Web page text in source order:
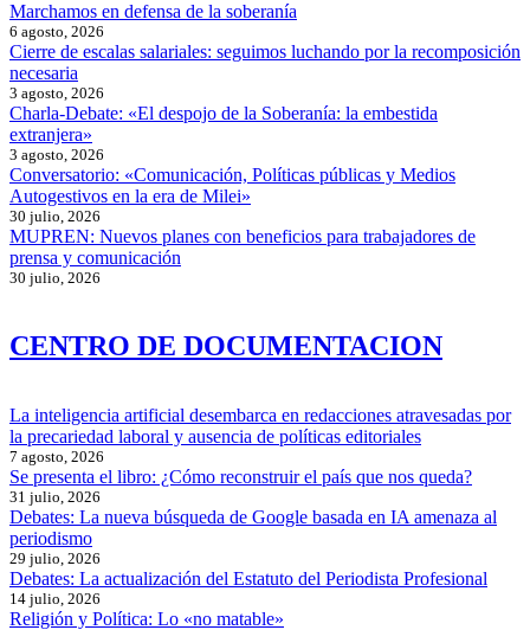
Marchamos en defensa de la soberanía
6 agosto, 2026
Cierre de escalas salariales: seguimos luchando por la recomposición
necesaria
3 agosto, 2026
Charla-Debate: «El despojo de la Soberanía: la embestida
extranjera»
3 agosto, 2026
Conversatorio: «Comunicación, Políticas públicas y Medios
Autogestivos en la era de Milei»
30 julio, 2026
MUPREN: Nuevos planes con beneficios para trabajadores de
prensa y comunicación
30 julio, 2026
CENTRO DE DOCUMENTACION
La inteligencia artificial desembarca en redacciones atravesadas por
la precariedad laboral y ausencia de políticas editoriales
7 agosto, 2026
Se presenta el libro: ¿Cómo reconstruir el país que nos queda?
31 julio, 2026
Debates: La nueva búsqueda de Google basada en IA amenaza al
periodismo
29 julio, 2026
Debates: La actualización del Estatuto del Periodista Profesional
14 julio, 2026
Religión y Política: Lo «no matable»